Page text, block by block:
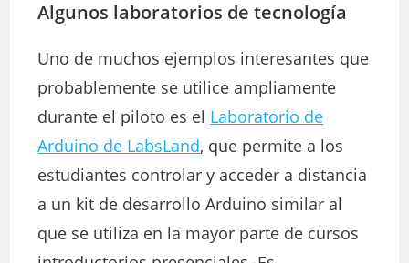
Algunos laboratorios de tecnología
Uno de muchos ejemplos interesantes que
probablemente se utilice ampliamente
durante el piloto es el Laboratorio de
Arduino de LabsLand, que permite a los
estudiantes controlar y acceder a distancia
a un kit de desarrollo Arduino similar al
que se utiliza en la mayor parte de cursos